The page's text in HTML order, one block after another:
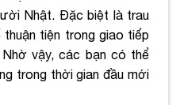
Nhật. Đặc biệt là trau
tiện trong giao tiếp
vậy, các bạn có thể
trong thời gian đầu mới